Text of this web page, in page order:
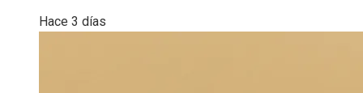
Hace 3 días